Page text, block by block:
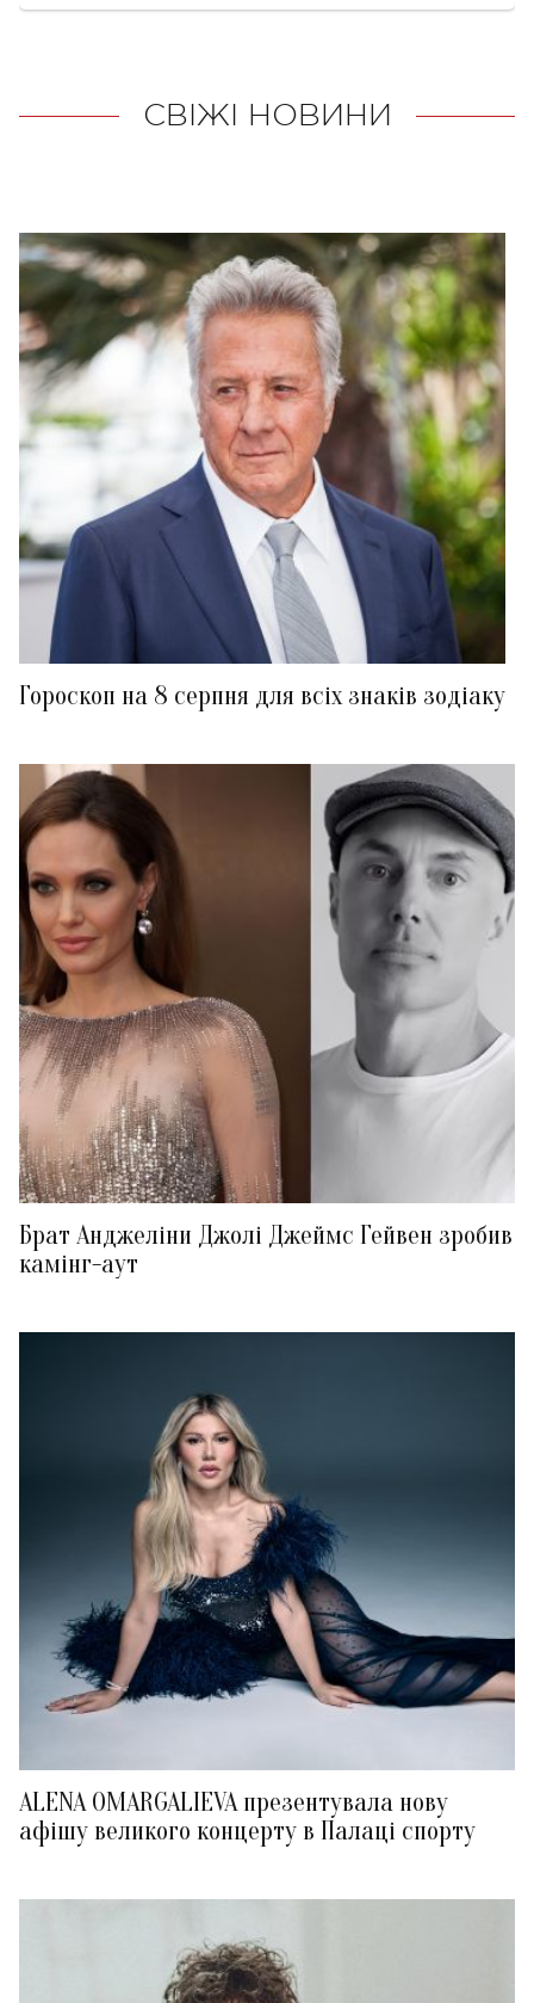
СВІЖІ НОВИНИ
Гороскоп на 8 серпня для всіх знаків зодіаку
Брат Анджеліни Джолі Джеймс Гейвен зробив
камінг-аут
ALENA OMARGALIEVA презентувала нову
афішу великого концерту в Палаці спорту